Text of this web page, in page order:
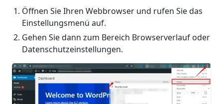
Öffnen Sie Ihren Webbrowser und rufen Sie das
Einstellungsmenü auf.
Gehen Sie dann zum Bereich Browserverlauf oder
Datenschutzeinstellungen.